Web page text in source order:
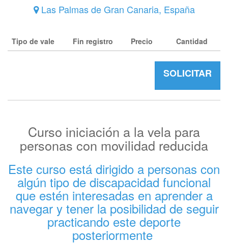
Las Palmas de Gran Canaria, España
Tipo de vale Fin registro Precio Cantidad
SOLICITAR
Curso iniciación a la vela para
personas con movilidad reducida
Este curso está dirigido a personas con
algún tipo de discapacidad funcional
que estén interesadas en aprender a
navegar y tener la posibilidad de seguir
practicando este deporte
posteriormente